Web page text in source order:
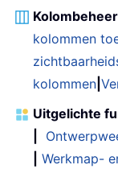
kolommen
kolommen
Uitgelichte
Werkmap-